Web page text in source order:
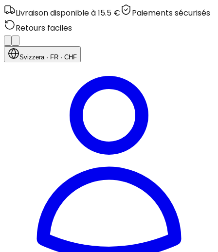
Livraison disponible à 15.5 €
Paiements sécurisés
Retours faciles
Svizzera· FR · CHF